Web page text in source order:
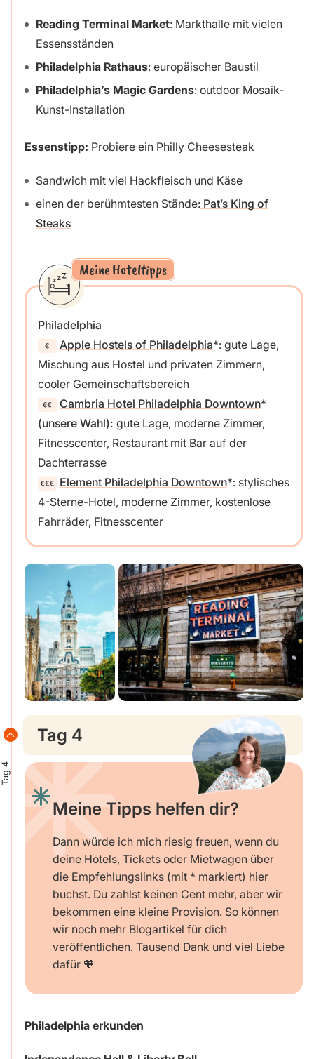
Reading Terminal Market: Markthalle mit vielen
Essensständen
Philadelphia Rathaus: europäischer Baustil
Philadelphia’s Magic Gardens: outdoor Mosaik-
Kunst-Installation
Essenstipp: Probiere ein Philly Cheesesteak
Sandwich mit viel Hackfleisch und Käse
einen der berühmtesten Stände: Pat’s King of
Steaks
Meine Hoteltipps
Philadelphia
Apple Hostels of Philadelphia : gute Lage,
Mischung aus Hostel und privaten Zimmern,
cooler Gemeinschaftsbereich
Cambria Hotel Philadelphia Downtown
(unsere Wahl): gute Lage, moderne Zimmer,
Fitnesscenter, Restaurant mit Bar auf der
Dachterrasse
Element Philadelphia Downtown : stylisches
4-Sterne-Hotel, moderne Zimmer, kostenlose
Fahrräder, Fitnesscenter
Tag 4
Tag 4
Meine Tipps helfen dir?
Dann würde ich mich riesig freuen, wenn du
deine Hotels, Tickets oder Mietwagen über
die Empfehlungslinks (mit * markiert) hier
buchst. Du zahlst keinen Cent mehr, aber wir
bekommen eine kleine Provision. So können
wir noch mehr Blogartikel für dich
veröffentlichen. Tausend Dank und viel Liebe
dafür 🧡
Philadelphia erkunden